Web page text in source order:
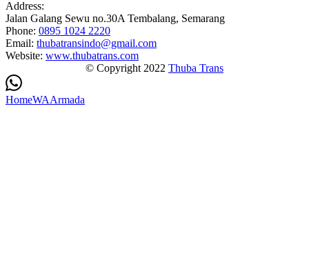
Address:
Jalan Galang Sewu no.30A Tembalang, Semarang
Phone: 0895 1024 2220
Email: thubatransindo@gmail.com
Website: www.thubatrans.com
© Copyright 2022 Thuba Trans
HomeWAArmada